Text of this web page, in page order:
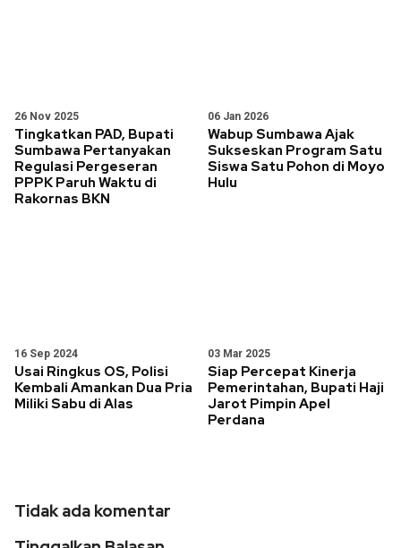
26 Nov 2025
Tingkatkan PAD, Bupati
Sumbawa Pertanyakan
Regulasi Pergeseran
PPPK Paruh Waktu di
Rakornas BKN
06 Jan 2026
Wabup Sumbawa Ajak
Sukseskan Program Satu
Siswa Satu Pohon di Moyo
Hulu
16 Sep 2024
Usai Ringkus OS, Polisi
Kembali Amankan Dua Pria
Miliki Sabu di Alas
03 Mar 2025
Siap Percepat Kinerja
Pemerintahan, Bupati Haji
Jarot Pimpin Apel
Perdana
Tidak ada komentar